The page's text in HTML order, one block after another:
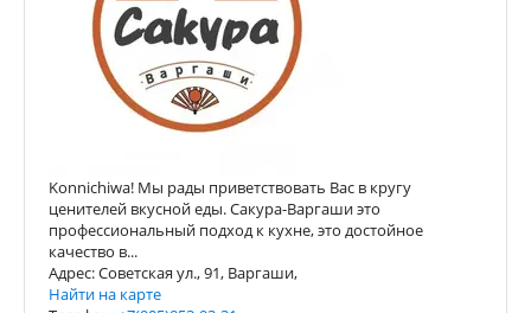
Konnichiwa! Мы рады приветствовать Вас в кругу
ценителей вкусной еды. Сакура-Варгаши это
профессиональный подход к кухне, это достойное
качество в...
Адрес: Советская ул., 91, Варгаши,
Найти на карте